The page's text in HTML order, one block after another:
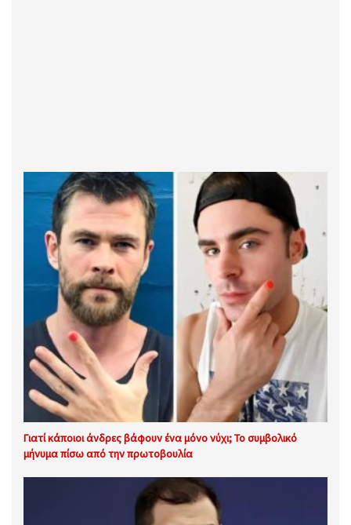
Γιατί κάποιοι άνδρες βάφουν ένα μόνο νύχι; Το συμβολικό
μήνυμα πίσω από την πρωτοβουλία